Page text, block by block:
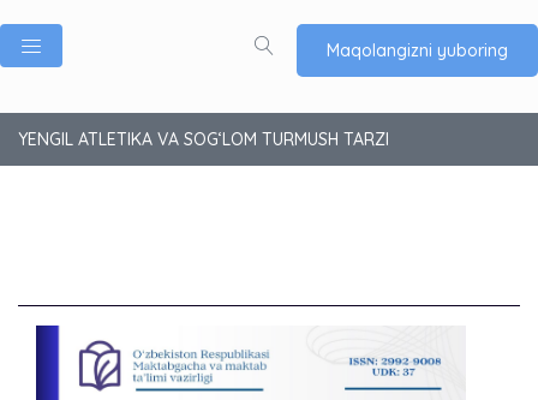
Maqolangizni yuboring
YENGIL ATLETIKA VA SOG‘LOM TURMUSH TARZI